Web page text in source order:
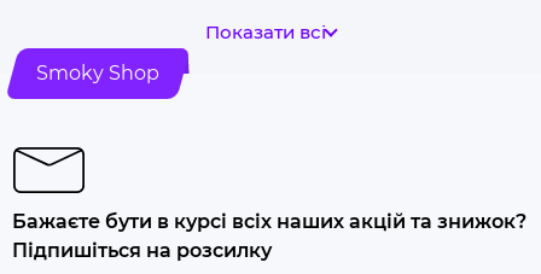
Гріндери
Ковпак для куріння
Купити папір для самокруток
Попільничка
Купити люльку для куріння
Люлька для куріння набір
Показати всі
Smoky Shop
Бажаєте бути в курсі всіх наших акцій та знижок?
Підпишіться на розсилку